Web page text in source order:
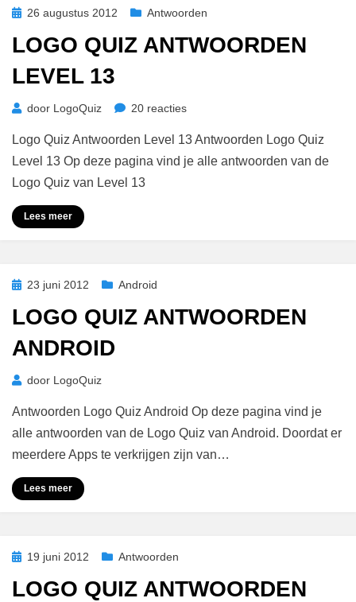
Geplaatst
26 augustus 2012 Antwoorden
LOGO QUIZ ANTWOORDEN
LEVEL 13
door LogoQuiz 20 reactiesop
Quiz
Antwoorden
Logo Quiz Antwoorden Level 13 Antwoorden Logo Quiz
Level 13 Op deze pagina vind je alle antwoorden van de
Logo Quiz van Level 13
Lees meer
Geplaatst
23 juni 2012 Android
LOGO QUIZ ANTWOORDEN
ANDROID
door LogoQuiz
Antwoorden Logo Quiz Android Op deze pagina vind je
alle antwoorden van de Logo Quiz van Android. Doordat er
meerdere Apps te verkrijgen zijn van…
Lees meer
Geplaatst
19 juni 2012 Antwoorden
LOGO QUIZ ANTWOORDEN